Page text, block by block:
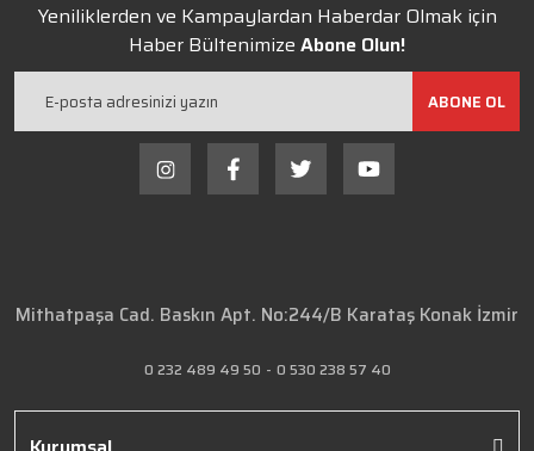
Yeniliklerden ve Kampaylardan Haberdar Olmak için
Haber Bültenimize Abone Olun!
ABONE OL
Mithatpaşa Cad. Baskın Apt. No:244/B Karataş Konak İzmir
0 232 489 49 50 - 0 530 238 57 40